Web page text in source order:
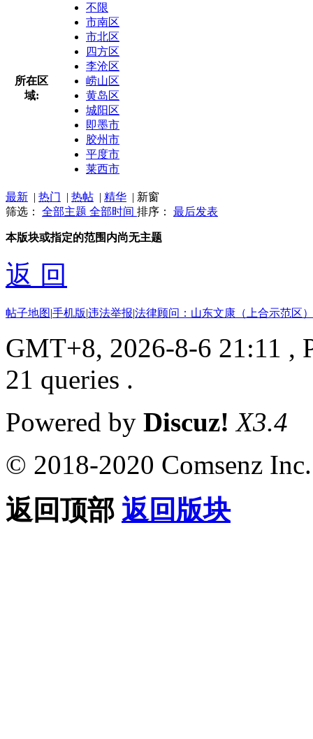
所在区
域:
不限
市南区
市北区
四方区
李沧区
崂山区
黄岛区
城阳区
即墨市
胶州市
平度市
莱西市
最新 | 热门 | 热帖 | 精华 | 新窗
筛选： 全部主题 全部时间 排序： 最后发表
本版块或指定的范围内尚无主题
返 回
帖子地图|手机版|违法举报|法律顾问：山东文康（上合示范区
GMT+8, 2026-8-6 21:11 ,
21 queries .
Powered by Discuz! X3.4
© 2018-2020 Comsenz Inc.
返回顶部 返回版块